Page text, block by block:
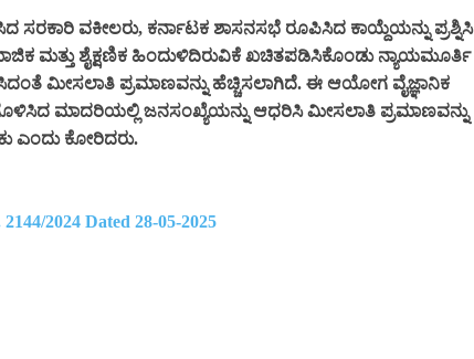
ಸರಕಾರಿ ವಕೀಲರು, ಕರ್ನಾಟಕ ಶಾಸನಸಭೆ ರೂಪಿಸಿದ ಕಾಯ್ದೆಯನ್ನು ಪ್ರಶ್ನಿಸಿ
ಮತ್ತು ಶೈಕ್ಷಣಿಕ ಹಿಂದುಳಿದಿರುವಿಕೆ ಖಚಿತಪಡಿಸಿಕೊಂಡು ನ್ಯಾಯಮೂರ್ತಿ
ಮೀಸಲಾತಿ ಪ್ರಮಾಣವನ್ನು ಹೆಚ್ಚಿಸಲಾಗಿದೆ. ಈ ಆಯೋಗ ವೈಜ್ಞಾನಿಕ
ಮಾದರಿಯಲ್ಲಿ ಜನಸಂಖ್ಯೆಯನ್ನು ಆಧರಿಸಿ ಮೀಸಲಾತಿ ಪ್ರಮಾಣವನ್ನು
ಎಂದು ಕೋರಿದರು.
2024 Dated 28-05-2025